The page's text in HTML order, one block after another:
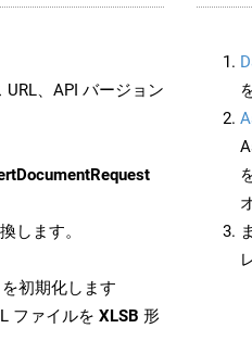
、API バージョン
します。
を初期化します
ファイルを XLSB 形